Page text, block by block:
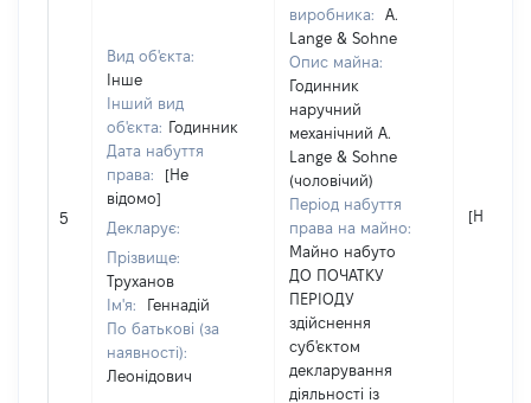
5
Вид об'єкта:
Інше
Інший вид
об'єкта: Годинник
Дата набуття
права:
[Не
відомо]
Декларує:
Прізвище:
Труханов
Ім'я:
Геннадій
По батькові (за
наявності):
Леонідович
виробника:
A.
Lange & Sohne
Опис майна:
Годинник
наручний
механічний A.
Lange & Sohne
(чоловічий)
Період набуття
права на майно:
Майно набуто
ДО ПОЧАТКУ
ПЕРІОДУ
здійснення
суб'єктом
декларування
діяльності із
[Не